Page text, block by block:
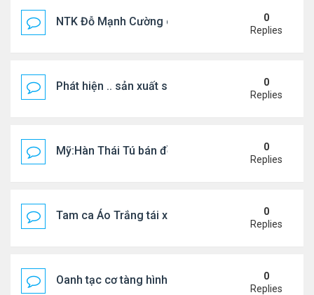
NTK Đỗ Mạnh Cường chi 100 triệu đồng thuê...
0
Replies
Phát hiện .. sản xuất sữa 'pha bột giặt'
0
Replies
Mỹ:Hàn Thái Tú bán đồ ăn online mưu sinh
0
Replies
Tam ca Áo Trắng tái xuất trên sân khấu
0
Replies
Oanh tạc cơ tàng hình đáng sợ nhất thế giới
0
Replies